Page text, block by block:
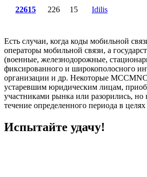
22615 226 15 Idilis
Есть случаи, когда коды мобильной
операторы мобильной связи, а
(военные, железнодорожные,
фиксированного и широкополосного
организации и др. Некоторые
устаревшим юридическим лицам,
участниками рынка или разорились, но
течение определенного периода в
Испытайте удачу!